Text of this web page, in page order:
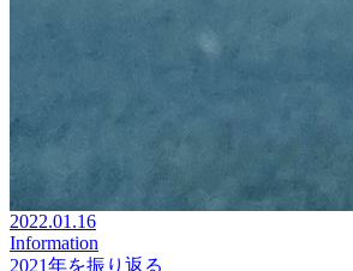
2022.01.16
Information
2021年を振り返る